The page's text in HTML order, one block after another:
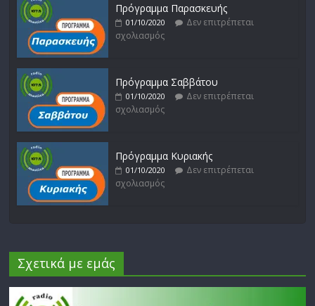
Πρόγραμμα Παρασκευής
01/10/2020
Δεν επιτρέπεται
σχολιασμός
Πρόγραμμα Σαββάτου
01/10/2020
Δεν επιτρέπεται
σχολιασμός
Πρόγραμμα Κυριακής
01/10/2020
Δεν επιτρέπεται
σχολιασμός
Σχετικά με εμάς